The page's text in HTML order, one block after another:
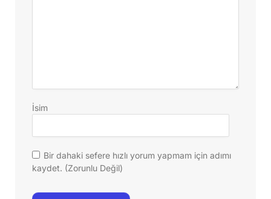
İsim
Bir dahaki sefere hızlı yorum yapmam için adımı
kaydet. (Zorunlu Değil)